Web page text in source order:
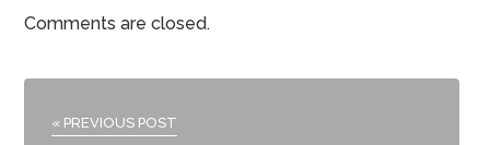
Comments are closed.
« PREVIOUS POST